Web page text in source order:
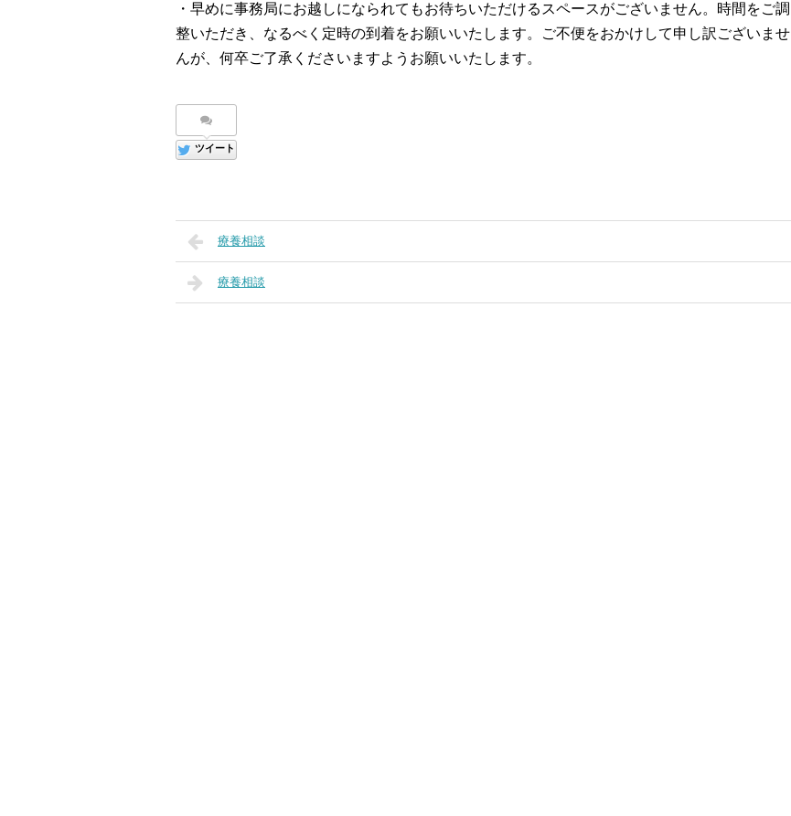
・早めに事務局にお越しになられてもお待ちいただけるスペースがございません。時間をご調
整いただき、なるべく定時の到着をお願いいたします。ご不便をおかけして申し訳ございませ
んが、何卒ご了承くださいますようお願いいたします。
ツイート
療養相談
療養相談